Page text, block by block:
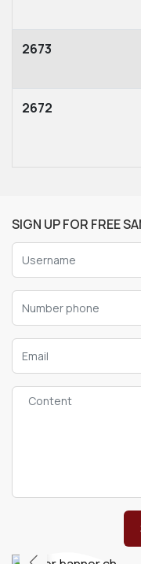
2673
2672
SIGN UP FOR FREE